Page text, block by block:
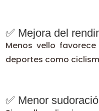
✅ Mejora del
Menos vello
deportes como
✅ Menor